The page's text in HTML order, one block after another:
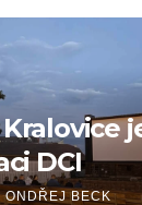
DCI
ONDŘEJ BECK